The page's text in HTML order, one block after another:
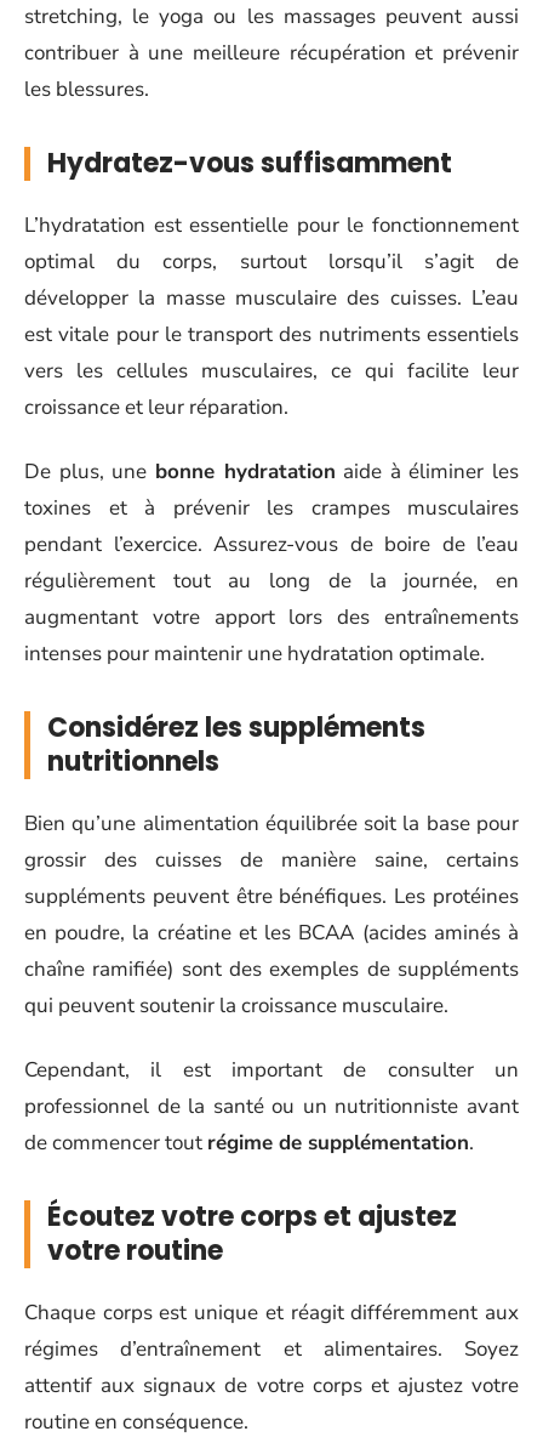
stretching, le yoga ou les massages peuvent aussi
contribuer à une meilleure récupération et prévenir
les blessures.
Hydratez-vous suffisamment
L’hydratation est essentielle pour le fonctionnement
optimal du corps, surtout lorsqu’il s’agit de
développer la masse musculaire des cuisses. L’eau
est vitale pour le transport des nutriments essentiels
vers les cellules musculaires, ce qui facilite leur
croissance et leur réparation.
De plus, une bonne hydratation aide à éliminer les
toxines et à prévenir les crampes musculaires
pendant l’exercice. Assurez-vous de boire de l’eau
régulièrement tout au long de la journée, en
augmentant votre apport lors des entraînements
intenses pour maintenir une hydratation optimale.
Considérez les suppléments
nutritionnels
Bien qu’une alimentation équilibrée soit la base pour
grossir des cuisses de manière saine, certains
suppléments peuvent être bénéfiques. Les protéines
en poudre, la créatine et les BCAA (acides aminés à
chaîne ramifiée) sont des exemples de suppléments
qui peuvent soutenir la croissance musculaire.
Cependant, il est important de consulter un
professionnel de la santé ou un nutritionniste avant
de commencer tout régime de supplémentation.
Écoutez votre corps et ajustez
votre routine
Chaque corps est unique et réagit différemment aux
régimes d’entraînement et alimentaires. Soyez
attentif aux signaux de votre corps et ajustez votre
routine en conséquence.